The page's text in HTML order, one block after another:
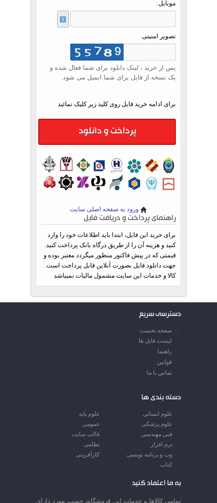
موبایل:
تصویر امنیتی
پس از خرید ، لینک دانلود برای شما فعال شده و
یک نسخه از فایل برای شما ایمیل می شود.
برای ادامه خرید فایل روی کلید زیر کلیک نمائید
پرداخت و دانلود
ورود به صفحه اصلی سایت
راهنمای پرداخت و دریافت فایل
برای خرید این فایل، ابتدا باید اطلاعات خود را وارد
کنید و هزینه آن را از طریق درگاه بانک پرداخت کنید.
قیمتی که در پیش فاکتور منظور میگردد معتبر بوده و
جهت دانلود فایل بصورت آنلاین قابل پرداخت است.
کالا و خدمات این سایت مشمول مالیات نمیباشد
دسترسی سریع
صفحه نخست
لیست فایل ها
راهنما
قوانین
تماس با ما
دسته بندی ها
علوم انسانی
علوم پایه
علوم پزشکی
عمومی
فنی مهندسی
قالب سایت
نرم افزار
نظامی
وب و برنامه نویسی
کارآفرینی
کتاب
به ما اعتماد کنید
تمامي كالاها و خدمات اين فروشگاه، حسب مورد داراي